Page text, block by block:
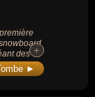
des
1
Lake City
+
+
►